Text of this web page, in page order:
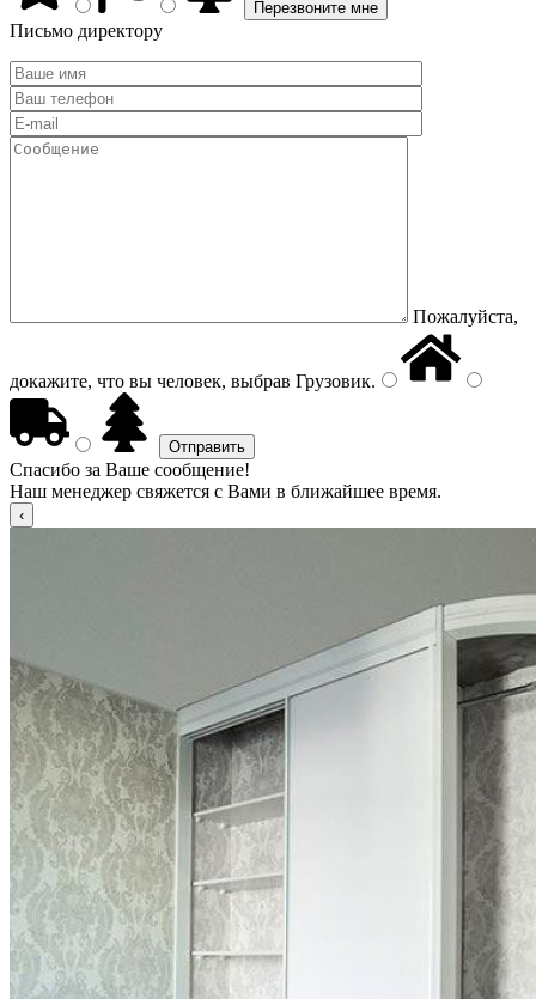
Письмо директору
Пожалуйста,
докажите, что вы человек, выбрав Грузовик.
Спасибо за Ваше сообщение!
Наш менеджер свяжется с Вами в ближайшее время.